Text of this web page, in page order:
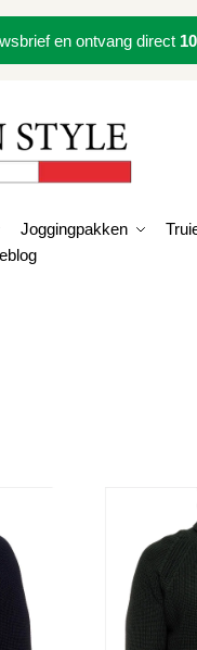
en ontvang direct
Joggingpakken